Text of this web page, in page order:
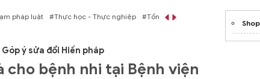
pháp luật #Thực học - Thực nghiệp #Tổng rà soát hệ thống văn bản
Góp ý sửa đổi Hiến pháp
bệnh nhi tại Bệnh viện